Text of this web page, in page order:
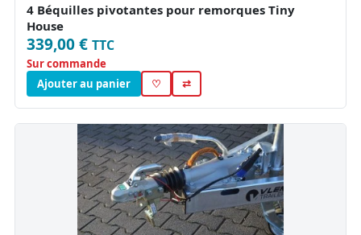
4 Béquilles pivotantes pour remorques Tiny
House
339,00 € TTC
Sur commande
Ajouter au panier
♡ ⇄